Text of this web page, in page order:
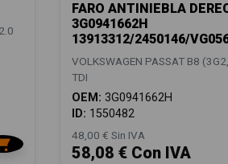
FARO ANTINIEBLA
3G0941662H
13913312/2450146/
VOLKSWAGEN PASSAT B8
TDI
OEM: 3G0941662H
ID: 1550482
48,00 € Sin IVA
58,08 € Con IVA